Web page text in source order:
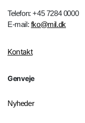
Telefon: +45 7284 0000
E-mail: fko@mil.dk
Kontakt
Genveje
Nyheder